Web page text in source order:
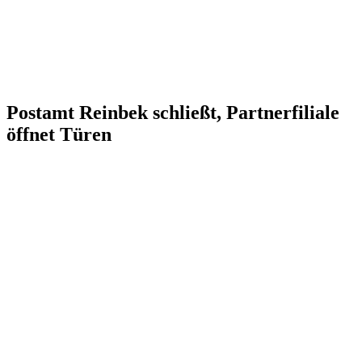
Postamt Reinbek schließt, Partnerfiliale
öffnet Türen